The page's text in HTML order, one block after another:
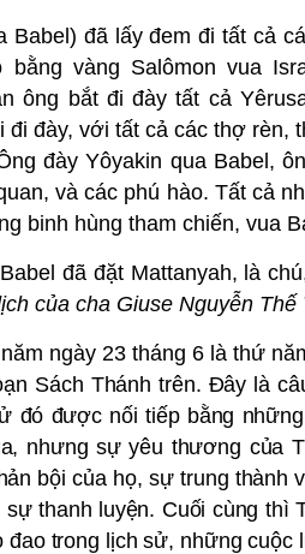
Babel) đã lấy đem đi tất cả
bằng vàng Salômon vua
ông bắt đi đày tất cả
đi đày, với tất cả các thợ rèn,
đày Yôyakin qua Babel,
và các phú hào. Tất cả
binh hùng tham chiến, vua
đã đặt Mattanyah, là
của cha Giuse Nguyễn Thế
ngày 23 tháng 6 là thứ
Sách Thánh trên. Đây là
đó được nối tiếp bằng
nhưng sự yêu thương của
bội của họ, sự trung thành
thanh luyện. Cuối cùng thì
đao trong lịch sử, những